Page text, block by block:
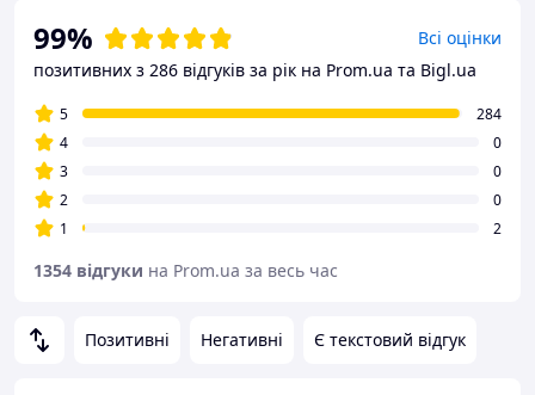
Позитивні Негативні Є текстовий відгук
99%
Всі оцінки
позитивних з 286 відгуків за рік на Prom.ua та Bigl.ua
5
284
4
0
3
0
2
0
1
2
1354 відгуки на Prom.ua за весь час